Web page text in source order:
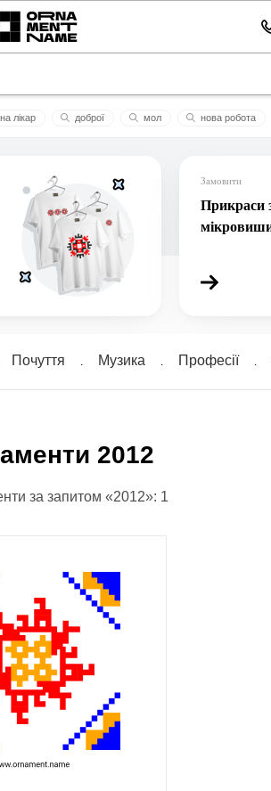
лікар доброї мол нова робота
Замовити
Прикраси
Почуття Музика Професії
2012
за запитом «2012»: 1